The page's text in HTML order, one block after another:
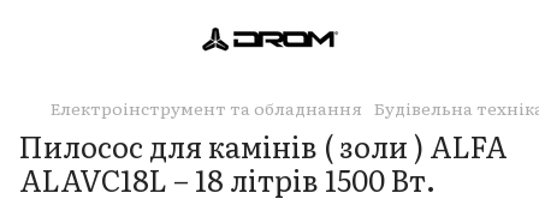
Електроінструмент та обладнання Будівельна
Пилосос для камінів ( золи ) ALFA
ALAVC18L – 18 літрів 1500 Вт.